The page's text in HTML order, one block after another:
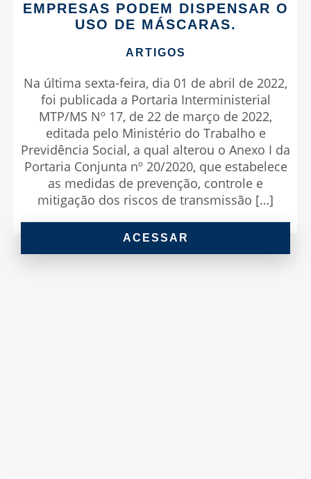
EMPRESAS PODEM DISPENSAR O
USO DE MÁSCARAS.
ARTIGOS
Na última sexta-feira, dia 01 de abril de 2022,
foi publicada a Portaria Interministerial
MTP/MS Nº 17, de 22 de março de 2022,
editada pelo Ministério do Trabalho e
Previdência Social, a qual alterou o Anexo I da
Portaria Conjunta nº 20/2020, que estabelece
as medidas de prevenção, controle e
mitigação dos riscos de transmissão […]
ACESSAR